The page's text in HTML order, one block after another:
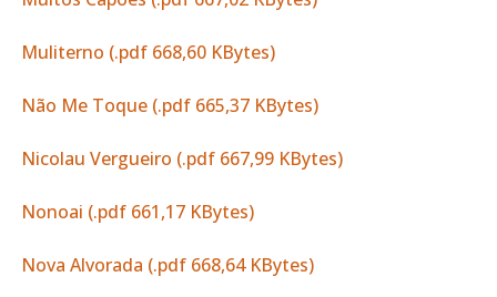
Muliterno (.pdf 668,60 KBytes)
Não Me Toque (.pdf 665,37 KBytes)
Nicolau Vergueiro (.pdf 667,99 KBytes)
Nonoai (.pdf 661,17 KBytes)
Nova Alvorada (.pdf 668,64 KBytes)